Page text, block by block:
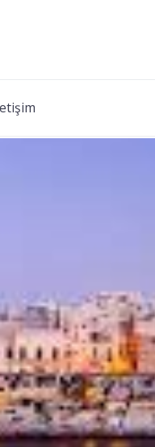
Size daha
depolayabilir,
izin
Daha
Zorunlu
Oturum
çerezler